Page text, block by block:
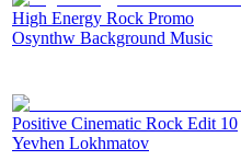
High Energy Rock Promo
Osynthw Background Music
Positive Cinematic Rock Edit 10
Yevhen Lokhmatov